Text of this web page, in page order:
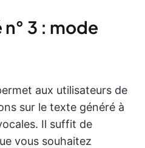
3 : mode
aux utilisateurs de
sur le texte généré à
Il suffit de
vous souhaitez